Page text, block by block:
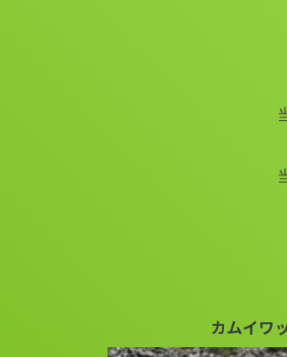
カムイワ